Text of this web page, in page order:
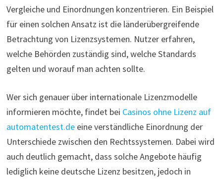
Vergleiche und Einordnungen konzentrieren. Ein Beispiel
für einen solchen Ansatz ist die länderübergreifende
Betrachtung von Lizenzsystemen. Nutzer erfahren,
welche Behörden zuständig sind, welche Standards
gelten und worauf man achten sollte.
Wer sich genauer über internationale Lizenzmodelle
informieren möchte, findet bei Casinos ohne Lizenz auf
automatentest.deeine verständliche Einordnung der
Unterschiede zwischen den Rechtssystemen. Dabei wird
auch deutlich gemacht, dass solche Angebote häufig
lediglich keine deutsche Lizenz besitzen, jedoch in